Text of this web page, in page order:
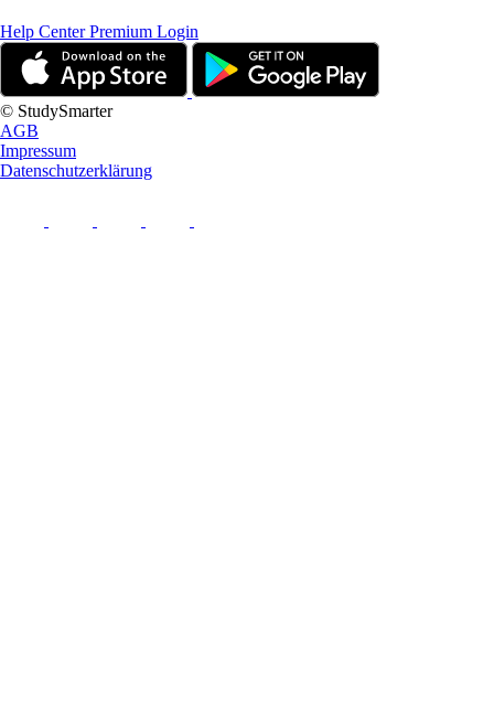
Help CenterPremium Login
© StudySmarter
AGB
Impressum
Datenschutzerklärung